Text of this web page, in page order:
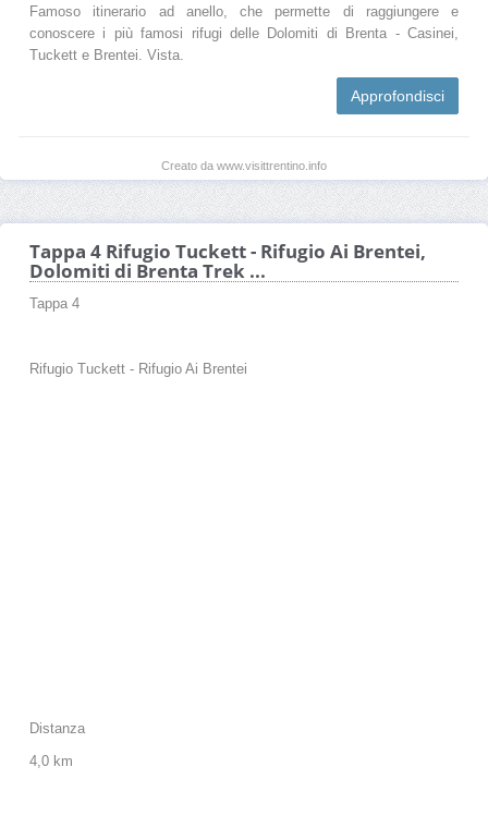
Famoso itinerario ad anello, che permette di raggiungere e
conoscere i più famosi rifugi delle Dolomiti di Brenta - Casinei,
Tuckett e Brentei. Vista.
Approfondisci
Creato da www.visittrentino.info
Tappa 4 Rifugio Tuckett - Rifugio Ai Brentei,
Dolomiti di Brenta Trek ...
Tappa 4
Rifugio Tuckett - Rifugio Ai Brentei
Distanza
4,0 km